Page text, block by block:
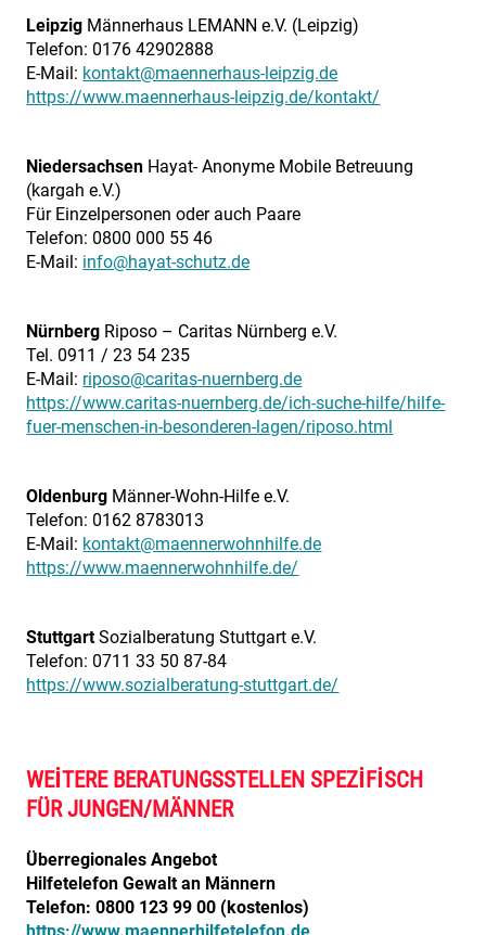
Leipzig Männerhaus LEMANN e.V. (Leipzig)
Telefon: 0176 42902888
E-Mail: kontakt@maennerhaus-leipzig.de
https://www.maennerhaus-leipzig.de/kontakt/
Niedersachsen Hayat- Anonyme Mobile Betreuung
(kargah e.V.)
Für Einzelpersonen oder auch Paare
Telefon: 0800 000 55 46
E-Mail: info@hayat-schutz.de
Nürnberg Riposo – Caritas Nürnberg e.V.
Tel. 0911 / 23 54 235
E-Mail: riposo@caritas-nuernberg.de
https://www.caritas-nuernberg.de/ich-suche-hilfe/hilfe-
fuer-menschen-in-besonderen-lagen/riposo.html
Oldenburg Männer-Wohn-Hilfe e.V.
Telefon: 0162 8783013
E-Mail: kontakt@maennerwohnhilfe.de
https://www.maennerwohnhilfe.de/
StuttgartSozialberatung Stuttgart e.V.
Telefon: 0711 33 50 87-84
https://www.sozialberatung-stuttgart.de/
WEITERE BERATUNGSSTELLEN SPEZIFISCH
FÜR JUNGEN/MÄNNER
Überregionales Angebot
Hilfetelefon Gewalt an Männern
Telefon: 0800 123 99 00 (kostenlos)